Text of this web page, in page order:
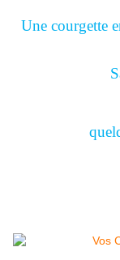
Une courgette